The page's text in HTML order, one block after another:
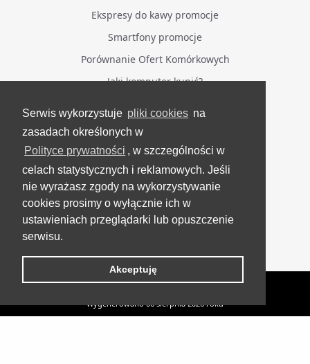
Serwis wykorzystuje pliki cookies na
zasadach określonych w
Polityce prywatności , w szczególności w
celach statystycznych i reklamowych. Jeśli
nie wyrażasz zgody na wykorzystywanie
cookies prosimy o wyłącznie ich w
ustawieniach przeglądarki lub opuszczenie
serwisu.
Akceptuję
Ekspresy do kawy promocje
Smartfony promocje
Porównanie Ofert Komórkowych
Jaki komputer kupić?
BĄDŹ NA BIEŻĄCO
Facebook
Grupa Testerzy Videotestów
YouTube
Twitter
VideoTesty.pl Wszelkie prawa zastrzeżone
Wygenerowano 06 sierpnia 2026 roku